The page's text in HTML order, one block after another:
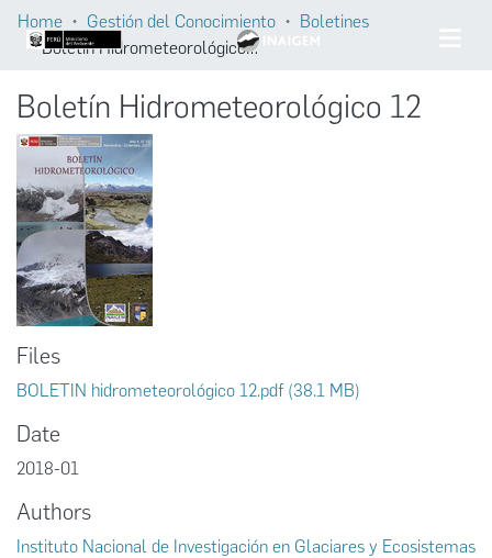
Home Gestión del Conocimiento
Boletines
Boletín Hidrometeorológico 12
Boletín Hidrometeorológico 12
Files
BOLETIN hidrometeorológico 12.pdf (38.1 MB)
Date
2018-01
Authors
Instituto Nacional de Investigación en Glaciares y Ecosistemas